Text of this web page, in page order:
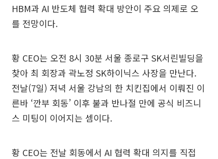
HBM과 AI 반도체 협력 확대 방안이 주요 의제로 오
를 전망이다.
황 CEO는 오전 8시 30분 서울 종로구 SK서린빌딩을
찾아 최 회장과 곽노정 SK하이닉스 사장을 만난다.
전날(7일) 저녁 서울 강남의 한 치킨집에서 이뤄진 이
른바 ‘깐부 회동’ 이후 불과 반나절 만에 공식 비즈니
스 미팅이 이어지는 셈이다.
황 CEO는 전날 회동에서 AI 협력 확대 의지를 직접